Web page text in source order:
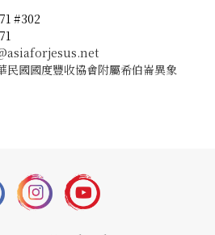
#302
民國國度豐收協會附屬希伯崙異象